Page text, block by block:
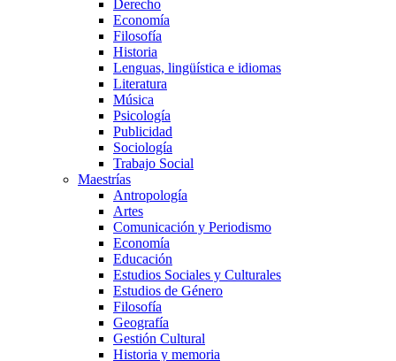
Derecho
Economía
Filosofía
Historia
Lenguas, lingüística e idiomas
Literatura
Música
Psicología
Publicidad
Sociología
Trabajo Social
Maestrías
Antropología
Artes
Comunicación y Periodismo
Economía
Educación
Estudios Sociales y Culturales
Estudios de Género
Filosofía
Geografía
Gestión Cultural
Historia y memoria